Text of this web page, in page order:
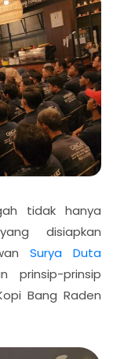
tidak hanya
disiapkan
Surya Duta
prinsip-prinsip
Bang Raden